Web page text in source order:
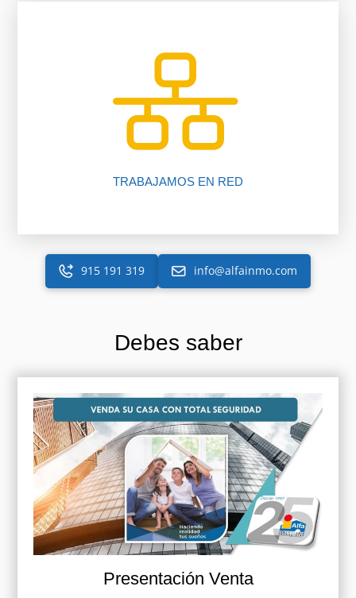
TRABAJAMOS EN RED
Más de 225 oficinas y más de 2050 asesores
trabajando para ti gracias a nuestro software
inmobiliario.
915 191 319 info@alfainmo.com
Debes saber
Presentación Venta